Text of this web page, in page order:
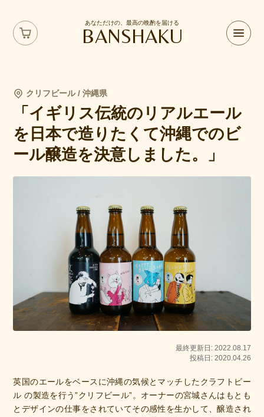
あなただけの、最高の晩酌を届ける
BANSHAKU
クリフビール / 沖縄県
「イギリス伝統のリアルエール
を日本で造りたくて沖縄でのビ
ール醸造を決意しました。」
最終更新日: 2022.08.17
投稿日: 2020.04.26
英国のエールをベースに沖縄の気候とマッチしたクラフトビー
ル の製造を行う”クリフビール”。オーナーの宮城さんはもとも
とデザインの仕事をされていてその感性を生かして、醸造され